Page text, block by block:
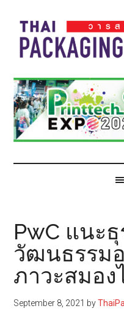
main
content
secondary
menu
primary
sidebar
footer
Thai
Pack
Pack
Magazine
PwC แนะ
วัฒนธรรม
ภาวะสมอง
September 8, 2021 by